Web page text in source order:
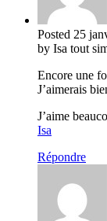
Posted 25
by Isa tout
Encore une
J’aimerais
J’aime
Isa
Répondre